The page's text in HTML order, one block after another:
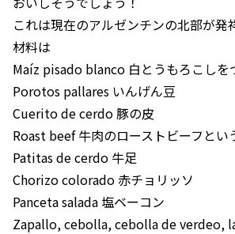
これは現在のアルゼンチンの北部が発
材料は
Maíz pisado blanco 白とうもろこしを
Porotos pallares いんげん豆
Cuerito de cerdo 豚の皮
Roast beef 牛肉のローストビーフとい
Patitas de cerdo 牛足
Chorizo colorado 赤チョリッソ
Panceta salada 塩ベーコン
Zapallo, cebolla, cebolla de verdeo,